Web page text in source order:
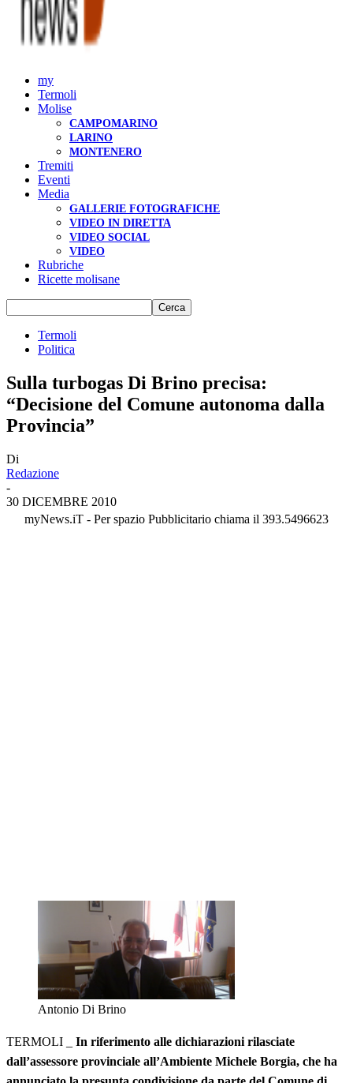
my
Termoli
Molise
CAMPOMARINO
LARINO
MONTENERO
Tremiti
Eventi
Media
GALLERIE FOTOGRAFICHE
VIDEO IN DIRETTA
VIDEO SOCIAL
VIDEO
Rubriche
Ricette molisane
Termoli
Politica
Sulla turbogas Di Brino precisa:
“Decisione del Comune autonoma dalla
Provincia”
Di
Redazione
-
30 DICEMBRE 2010
myNews.iT - Per spazio Pubblicitario chiama il 393.5496623
Antonio Di Brino
TERMOLI _ In riferimento alle dichiarazioni rilasciate
dall’assessore provinciale all’Ambiente Michele Borgia, che ha